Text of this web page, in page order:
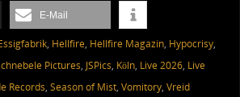
E-Mail
, Hellfire, Hellfire Magazin, Hypocrisy,
Pictures, JSPics, Köln, Live 2026, Live
Records, Season of Mist, Vomitory, Vreid